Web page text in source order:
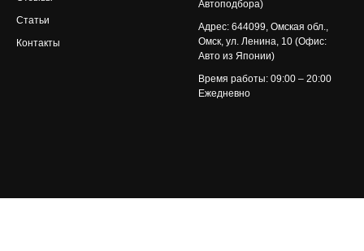
Статьи
Контакты
Автоподбора)
Адрес: 644099, Омская обл.,
Омск, ул. Ленина, 10 (Офис:
Авто из Японии)
Время работы: 09:00 – 20:00
Ежедневно